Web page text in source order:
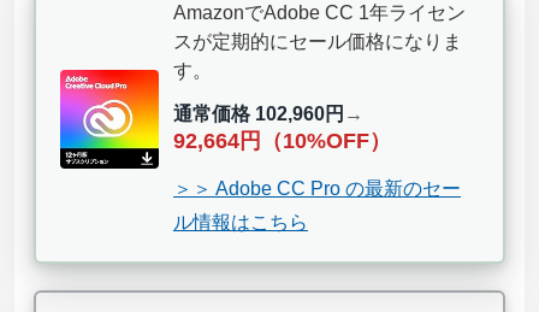
AmazonでAdobe CC 1年ライセン
スが定期的にセール価格になりま
す。
通常価格 102,960円 →
92,664円（10%OFF）
＞＞ Adobe CC Pro の最新のセー
ル情報はこちら